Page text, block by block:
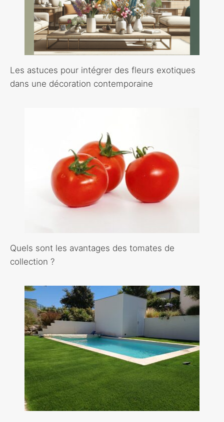
Les astuces pour intégrer des fleurs exotiques
dans une décoration contemporaine
Quels sont les avantages des tomates de
collection ?